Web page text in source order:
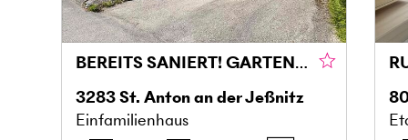
BEREITS SANIERT! GARTENTRAUM MIT RUHE
3283St. Anton an der Jeßnitz
Einfamilienhaus